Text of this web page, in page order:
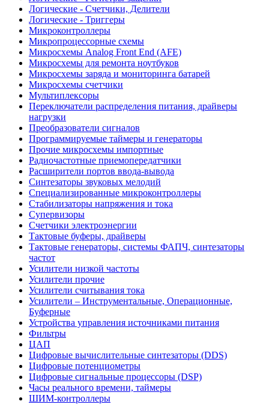
Логические - Счетчики, Делители
Логические - Триггеры
Микроконтроллеры
Микропроцессорные схемы
Микросхемы Analog Front End (AFE)
Микросхемы для ремонта ноутбуков
Микросхемы заряда и мониторинга батарей
Микросхемы счетчики
Мультиплексоры
Переключатели распределения питания, драйверы
нагрузки
Преобразователи сигналов
Программируемые таймеры и генераторы
Прочие микросхемы импортные
Радиочастотные приемопередатчики
Расширители портов ввода-вывода
Синтезаторы звуковых мелодий
Специализированные микроконтроллеры
Стабилизаторы напряжения и тока
Супервизоры
Счетчики электроэнергии
Тактовые буферы, драйверы
Тактовые генераторы, системы ФАПЧ, синтезаторы
частот
Усилители низкой частоты
Усилители прочие
Усилители считывания тока
Усилители – Инструментальные, Операционные,
Буферные
Устройства управления источниками питания
Фильтры
ЦАП
Цифровые вычислительные синтезаторы (DDS)
Цифровые потенциометры
Цифровые сигнальные процессоры (DSP)
Часы реального времени, таймеры
ШИМ-контроллеры